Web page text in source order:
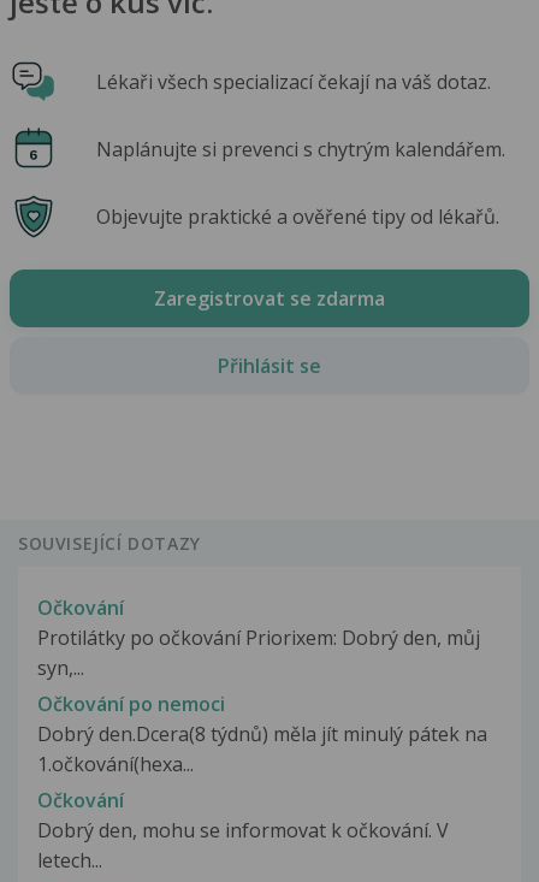
Lékaři všech specializací čekají na váš dotaz.
Naplánujte si prevenci s chytrým kalendářem.
Objevujte praktické a ověřené tipy od lékařů.
Zaregistrovat se zdarma
Přihlásit se
SOUVISEJÍCÍ DOTAZY
Očkování
Protilátky po očkování Priorixem: Dobrý den, můj
syn,...
Očkování po nemoci
Dobrý den.Dcera(8 týdnů) měla jít minulý pátek na
1.očkování(hexa...
Očkování
Dobrý den, mohu se informovat k očkování. V
letech...